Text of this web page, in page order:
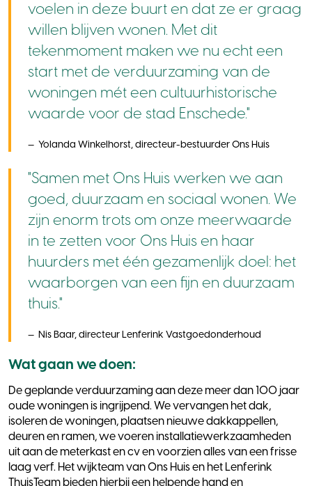
voelen in deze buurt en dat ze er graag
willen blijven wonen. Met dit
tekenmoment maken we nu echt een
start met de verduurzaming van de
woningen mét een cultuurhistorische
waarde voor de stad Enschede."
Yolanda Winkelhorst, directeur-bestuurder Ons Huis
"Samen met Ons Huis werken we aan
goed, duurzaam en sociaal wonen. We
zijn enorm trots om onze meerwaarde
in te zetten voor Ons Huis en haar
huurders met één gezamenlijk doel: het
waarborgen van een fijn en duurzaam
thuis."
Nis Baar, directeur Lenferink Vastgoedonderhoud
Wat gaan we doen:
De geplande verduurzaming aan deze meer dan 100 jaar
oude woningen is ingrijpend. We vervangen het dak,
isoleren de woningen, plaatsen nieuwe dakkappellen,
deuren en ramen, we voeren installatiewerkzaamheden
uit aan de meterkast en cv en voorzien alles van een frisse
laag verf. Het wijkteam van Ons Huis en het Lenferink
ThuisTeam bieden hierbij een helpende hand en